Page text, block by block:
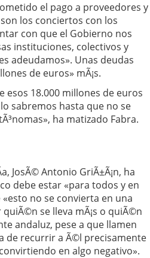
el pago a proveedores y
los conciertos con los
con que el Gobierno nos
instituciones, colectivos y
adeudamos». Unas deudas
de euros» mÃ¡s.
18.000 millones de euros
sabremos hasta que no se
ha matizado Fabra.
JosÃ© Antonio GriÃ±Ã¡n, ha
debe estar «para todos y en
no se convierta en una
se lleva mÃ¡s o quiÃ©n
andaluz, pese a que llamen
de recurrir a Ã©l precisamente
en algo negativo».